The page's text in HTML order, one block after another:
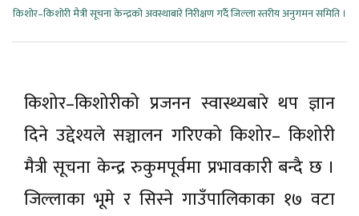
किशोर–किशोरी मैत्री सूचना केन्द्रको अवस्थाबारे निरीक्षण गर्दै जिल्ला स्तरीय अनुगमन समिति ।
किशोर–किशोरीको प्रजनन स्वास्थ्यबारे थप ज्ञान
दिने उद्देश्यले सञ्चालन गरिएको किशोर– किशोरी
मैत्री सूचना केन्द्र रुकुमपूर्वमा प्रभावकारी बन्दै छ ।
जिल्लाका भूमे र सिस्ने गाउँपालिकाका १७ वटा